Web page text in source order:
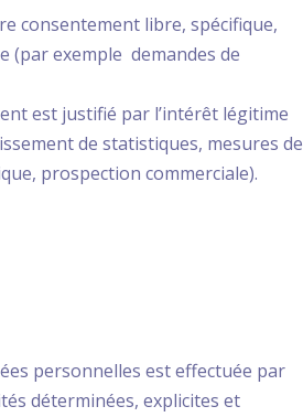
consentement libre, spécifique,
(par exemple demandes de
est justifié par l’intérêt légitime
de statistiques, mesures de
prospection commerciale).
personnelles est effectuée par
déterminées, explicites et